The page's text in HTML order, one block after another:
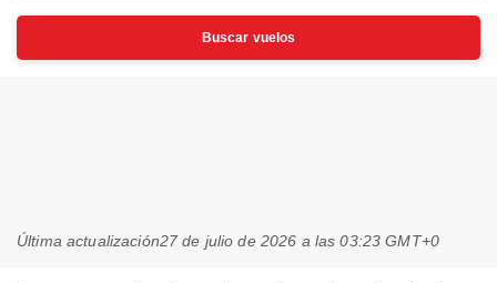
Buscar vuelos
Última actualización27 de julio de 2026 a las 03:23 GMT+0